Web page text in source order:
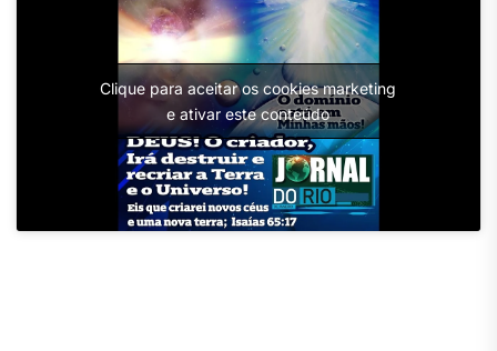
Clique para aceitar os cookies marketing
e ativar este conteúdo